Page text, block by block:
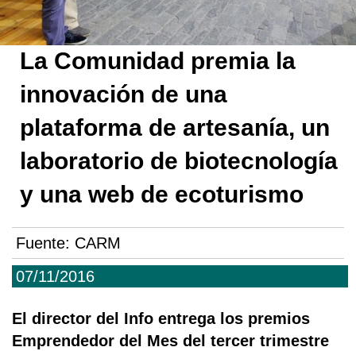
07/11/2016
La Comunidad premia la
innovación de una
plataforma de artesanía, un
laboratorio de biotecnología
y una web de ecoturismo
Fuente: CARM
El director del Info entrega los premios
Emprendedor del Mes del tercer trimestre